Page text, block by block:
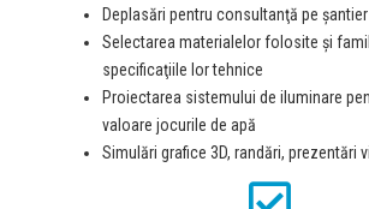
Deplasări pentru consultanţă pe şantier
Selectarea materialelor folosite şi
specificaţiile lor tehnice
Proiectarea sistemului de iluminare
valoare jocurile de apă
Simulări grafice 3D, randări, prezentări